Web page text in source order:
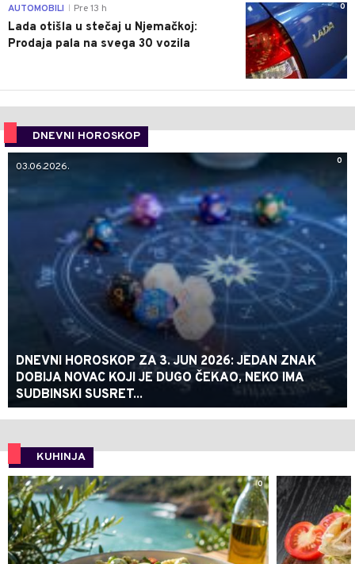
0
AUTOMOBILI Pre 13 h
Lada otišla u stečaj u Njemačkoj:
Prodaja pala na svega 30 vozila
DNEVNI HOROSKOP
0
03.06.2026.
DNEVNI HOROSKOP ZA 3. JUN 2026: JEDAN ZNAK
DOBIJA NOVAC KOJI JE DUGO ČEKAO, NEKO IMA
SUDBINSKI SUSRET...
KUHINJA
0